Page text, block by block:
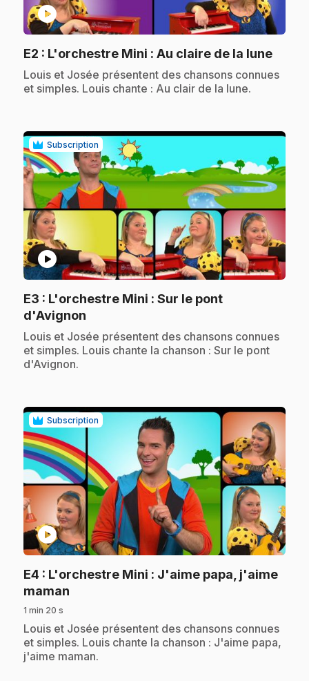
play_circle
E2 : L'orchestre Mini : Au claire de la lune.
.Louis et Josée présentent des chansons connues
et simples. Louis chante : Au clair de la lune.
Subscription
play_circle
E3 : L'orchestre Mini : Sur le pont
d'Avignon
.Louis et Josée présentent des chansons connues
et simples. Louis chante la chanson : Sur le pont
d'Avignon.
Subscription
play_circle
E4 : L'orchestre Mini : J'aime papa, j'aime
maman
1 min 20 s
.Louis et Josée présentent des chansons connues
et simples. Louis chante la chanson : J'aime papa,
j'aime maman.